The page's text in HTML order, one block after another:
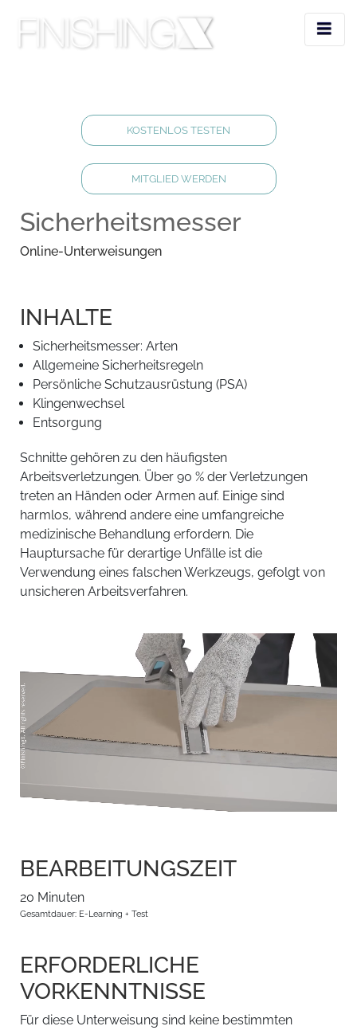
KOSTENLOS TESTEN
MITGLIED WERDEN
Sicherheitsmesser
Online-Unterweisungen
INHALTE
Sicherheitsmesser: Arten
Allgemeine Sicherheitsregeln
Persönliche Schutzausrüstung (PSA)
Klingenwechsel
Entsorgung
Schnitte gehören zu den häufigsten
Arbeitsverletzungen. Über 90 % der Verletzungen
treten an Händen oder Armen auf. Einige sind
harmlos, während andere eine umfangreiche
medizinische Behandlung erfordern. Die
Hauptursache für derartige Unfälle ist die
Verwendung eines falschen Werkzeugs, gefolgt von
unsicheren Arbeitsverfahren.
BEARBEITUNGSZEIT
20 Minuten
Gesamtdauer: E-Learning + Test
ERFORDERLICHE
VORKENNTNISSE
Für diese Unterweisung sind keine bestimmten